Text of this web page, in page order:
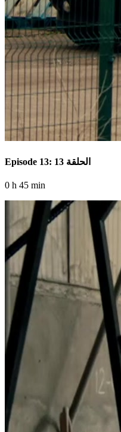
Episode 13: الحلقة 13
0 h 45 min